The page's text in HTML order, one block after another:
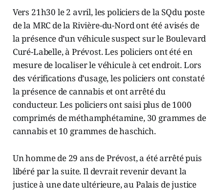
Vers 21h30 le 2 avril, les policiers de la SQdu poste
de la MRC de la Rivière-du-Nord ont été avisés de
la présence d’un véhicule suspect sur le Boulevard
Curé-Labelle, à Prévost. Les policiers ont été en
mesure de localiser le véhicule à cet endroit. Lors
des vérifications d’usage, les policiers ont constaté
la présence de cannabis et ont arrêté du
conducteur. Les policiers ont saisi plus de 1000
comprimés de méthamphétamine, 30 grammes de
cannabis et 10 grammes de haschich.
Un homme de 29 ans de Prévost, a été arrêté puis
libéré par la suite. Il devrait revenir devant la
justice à une date ultérieure, au Palais de justice